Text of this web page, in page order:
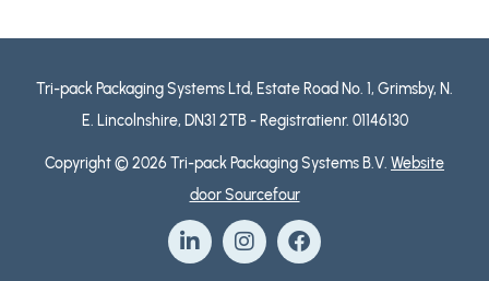
Tri-pack Packaging Systems Ltd, Estate Road No. 1, Grimsby, N.
E. Lincolnshire, DN31 2TB - Registratienr. 01146130
Copyright © 2026 Tri-pack Packaging Systems B.V. Website
door Sourcefour
L
i
I
n
F
a